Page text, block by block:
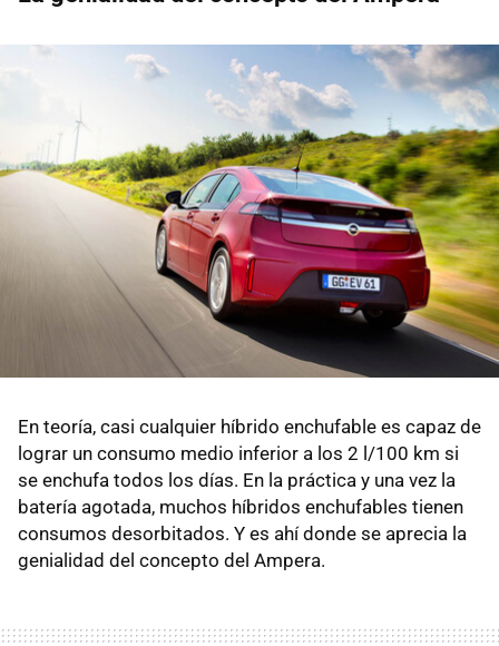
En teoría, casi cualquier híbrido enchufable es capaz de
lograr un consumo medio inferior a los 2 l/100 km si
se enchufa todos los días. En la práctica y una vez la
batería agotada, muchos híbridos enchufables tienen
consumos desorbitados. Y es ahí donde se aprecia la
genialidad del concepto del Ampera.